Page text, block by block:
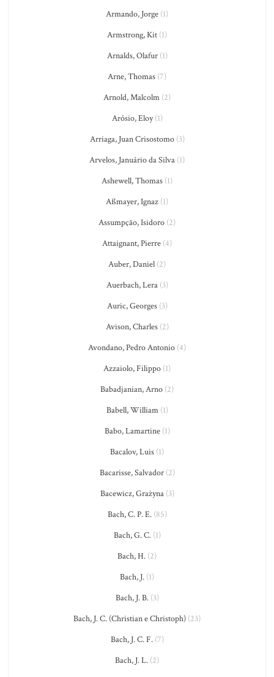
Armando, Jorge (1)
Armstrong, Kit (1)
Arnalds, Olafur(1)
Arne, Thomas (7)
Arnold, Malcolm (2)
Arósio, Eloy(1)
Arriaga, Juan Crisostomo(3)
Arvelos, Januário da Silva (1)
Ashewell, Thomas (1)
Aßmayer, Ignaz (1)
Assumpção, Isidoro (2)
Attaignant, Pierre (4)
Auber, Daniel (2)
Auerbach, Lera(3)
Auric, Georges(3)
Avison, Charles(2)
Avondano, Pedro Antonio (4)
Azzaiolo, Filippo (1)
Babadjanian, Arno (2)
Babell, William(1)
Babo, Lamartine(1)
Bacalov, Luis (1)
Bacarisse, Salvador(2)
Bacewicz, Grażyna(3)
Bach, C. P. E.(85)
Bach, G. C.(1)
Bach, H. (2)
Bach, J. (1)
Bach, J. B.(3)
Bach, J. C. (Christian e Christoph) (23)
Bach, J. C. F.(7)
Bach, J. L. (2)